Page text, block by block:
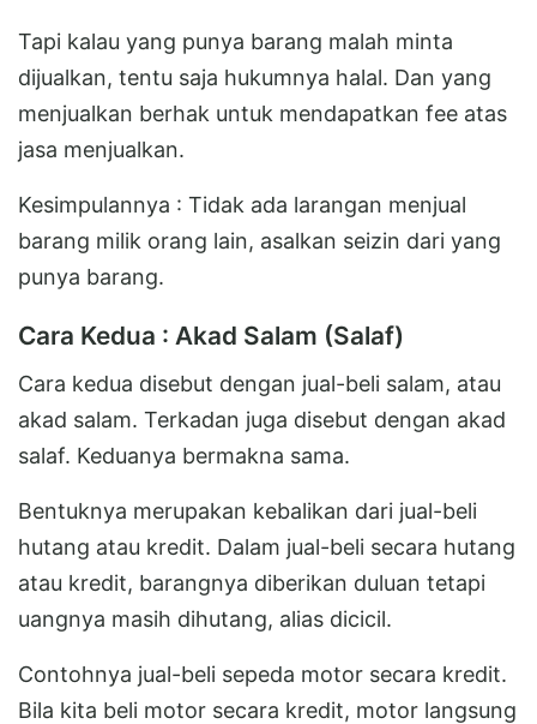
Tapi kalau yang punya barang malah minta
dijualkan, tentu saja hukumnya halal. Dan yang
menjualkan berhak untuk mendapatkan fee atas
jasa menjualkan.
Kesimpulannya : Tidak ada larangan menjual
barang milik orang lain, asalkan seizin dari yang
punya barang.
Cara Kedua : Akad Salam (Salaf)
Cara kedua disebut dengan jual-beli salam, atau
akad salam. Terkadan juga disebut dengan akad
salaf. Keduanya bermakna sama.
Bentuknya merupakan kebalikan dari jual-beli
hutang atau kredit. Dalam jual-beli secara hutang
atau kredit, barangnya diberikan duluan tetapi
uangnya masih dihutang, alias dicicil.
Contohnya jual-beli sepeda motor secara kredit.
Bila kita beli motor secara kredit, motor langsung